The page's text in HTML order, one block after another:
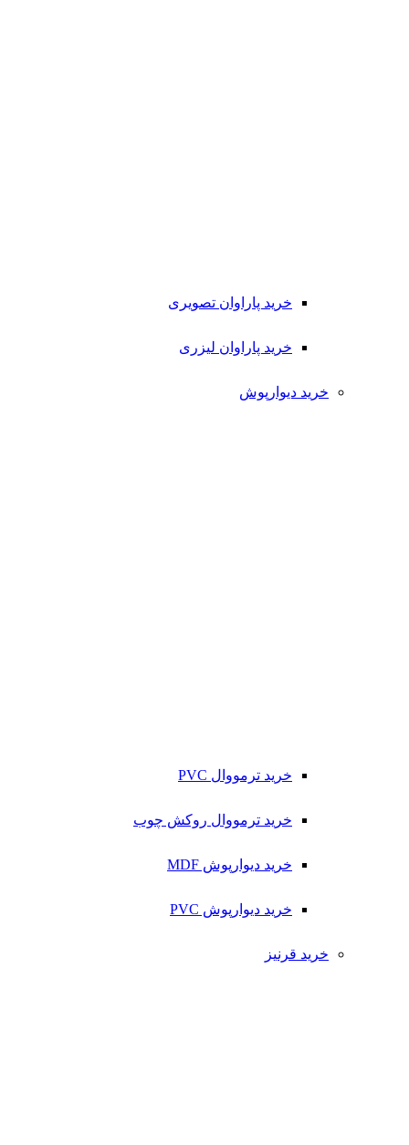
خرید پاراوان تصویری
خرید پاراوان لیزری
خرید دیوارپوش
خرید ترمووال PVC
خرید ترمووال روکش چوب
خرید دیوارپوش MDF
خرید دیوارپوش PVC
خرید قرنیز